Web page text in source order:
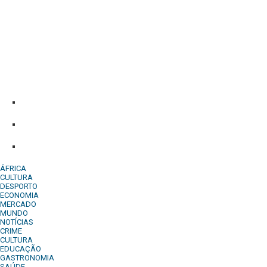
ÁFRICA
CULTURA
DESPORTO
ECONOMIA
MERCADO
MUNDO
NOTÍCIAS
CRIME
CULTURA
EDUCAÇÃO
GASTRONOMIA